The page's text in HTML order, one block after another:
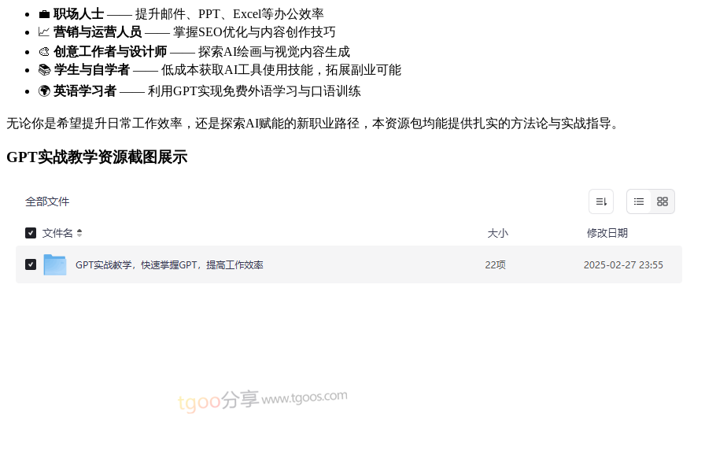
💼 职场人士 —— 提升邮件、PPT、Excel等办公效率
📈 营销与运营人员 —— 掌握SEO优化与内容创作技巧
🎨 创意工作者与设计师 —— 探索AI绘画与视觉内容生成
📚 学生与自学者 —— 低成本获取AI工具使用技能，拓展副业可能
🌍 英语学习者 —— 利用GPT实现免费外语学习与口语训练
无论你是希望提升日常工作效率，还是探索AI赋能的新职业路径，本资源包均能提供扎实的方法论与实战指导。
GPT实战教学资源截图展示